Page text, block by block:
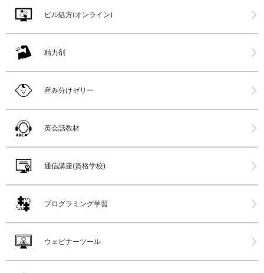
ピル処方(オンライン)
精力剤
産み分けゼリー
英会話教材
通信講座(資格学校)
プログラミング学習
ウェビナーツール